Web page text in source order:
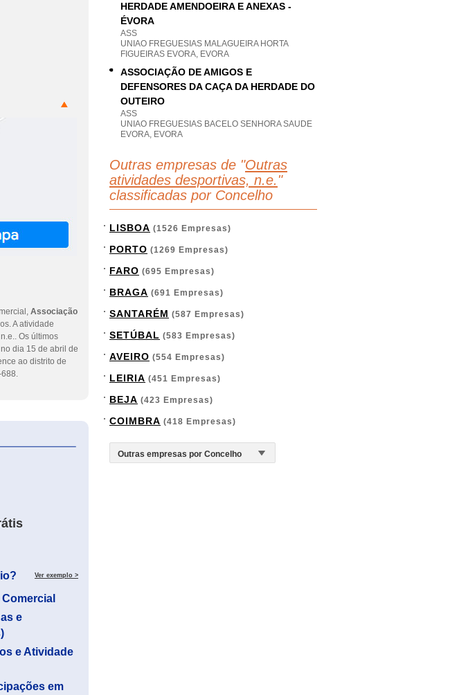
Associação
A atividade
Os últimos
dia 15 de abril de
ao distrito de
688.
eInforma
Ver exemplo >
e
e Atividade
em
HERDADE AMENDOEIRA E ANEXAS -
ÉVORA
ASS
UNIAO FREGUESIAS MALAGUEIRA HORTA
FIGUEIRAS EVORA, EVORA
ASSOCIAÇÃO DE AMIGOS E
DEFENSORES DA CAÇA DA HERDADE DO
OUTEIRO
ASS
UNIAO FREGUESIAS BACELO SENHORA SAUDE
EVORA, EVORA
Outras empresas de "Outras
atividades desportivas, n.e. "
classificadas por Concelho
LISBOA (1526 Empresas)
PORTO (1269 Empresas)
FARO (695 Empresas)
BRAGA (691 Empresas)
SANTARÉM (587 Empresas)
SETÚBAL (583 Empresas)
AVEIRO (554 Empresas)
LEIRIA (451 Empresas)
BEJA (423 Empresas)
COIMBRA (418 Empresas)